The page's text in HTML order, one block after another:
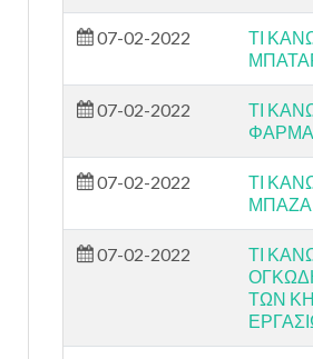
07-02-2022
ΤΙ
07-02-2022
ΤΙ
07-02-2022
ΤΙ
ΜΠΑΖΑ
07-02-2022
ΤΙ
ΤΩΝ